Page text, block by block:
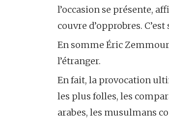
l’occasion se présente,
couvre d’opprobres.
En somme Éric
l’étranger.
En fait, la provocation
les plus folles, les
arabes, les musulmans